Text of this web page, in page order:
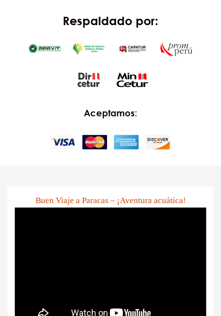
Respaldado por:
Aceptamos:
Buen Viaje a Paracas – ¡Aventura acuática!